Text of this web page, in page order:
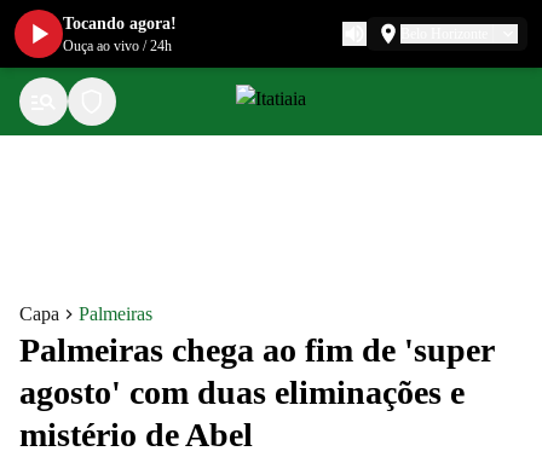
Capa Palmeiras
Palmeiras chega ao fim de 'super
agosto' com duas eliminações e
mistério de Abel
Tocando agora!
Ouça ao vivo /24h